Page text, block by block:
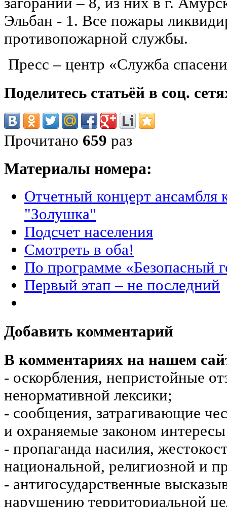
Эльбан - 1. Все пожары
противопожарной службы.
Пресс – центр «Служба
Поделитесь статьёй в соц.
Прочитано 659 раз
Материалы номера:
Отчетный концерт ансамбля
"Золушка"
Подсчет населения
Смотреть в оба!
По программе «Безопасный
Первый этап – не последний
Добавить комментарий
В комментариях на нашем
- оскорбления, непристойные
ненормативной лексики;
- сообщения, затрагивающие
и охраняемые законом
- пропаганда насилия,
национальной, религиозной и
- антигосударственные
нарушению территориальной